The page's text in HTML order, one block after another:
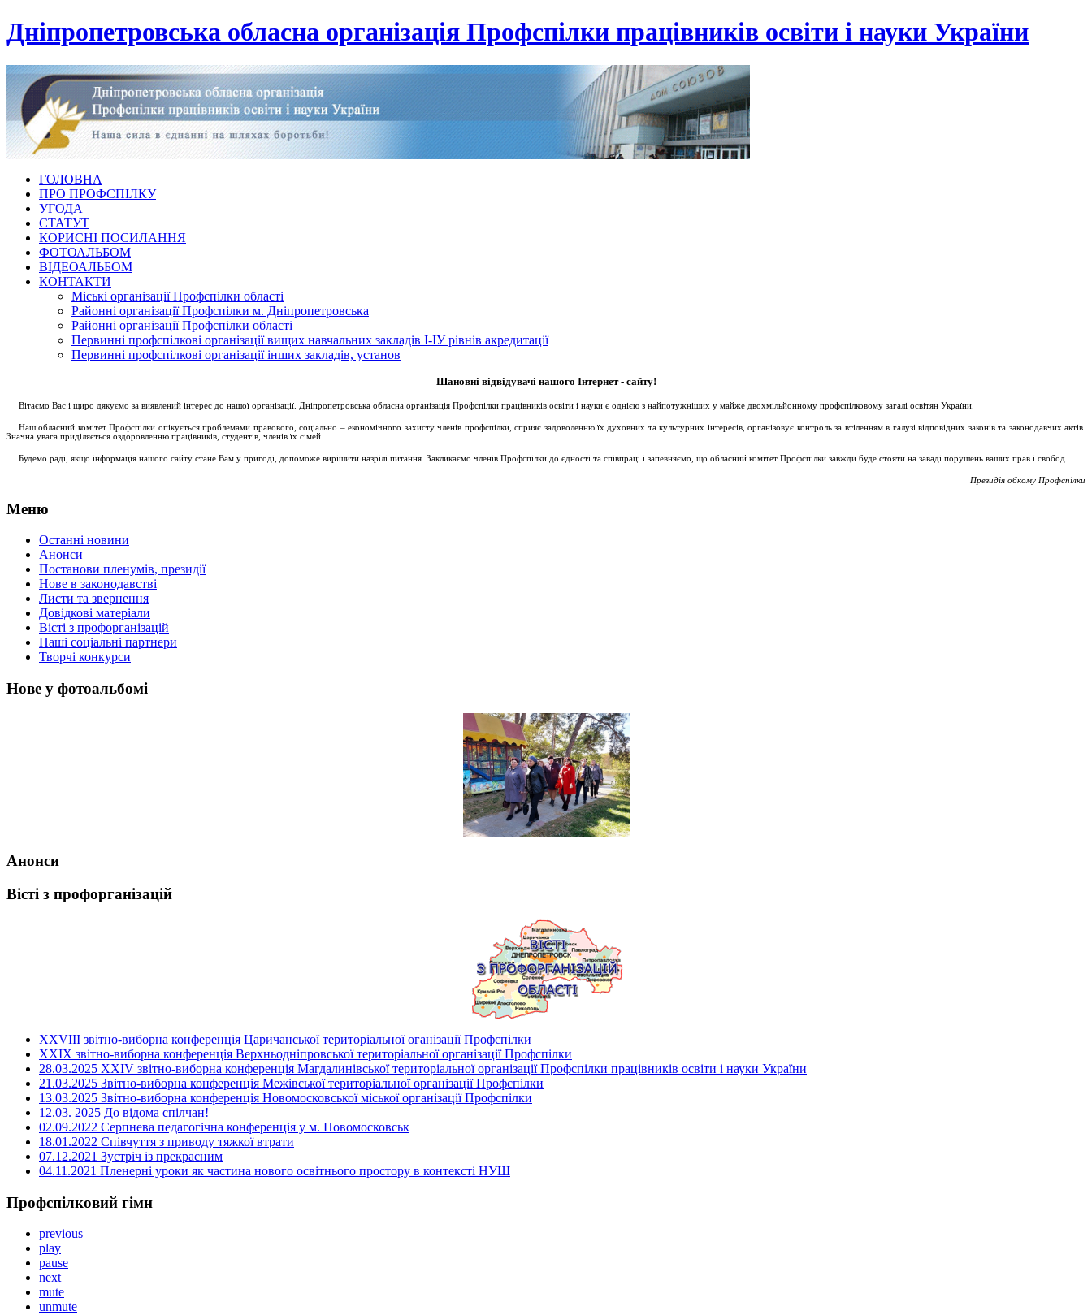
Дніпропетровська обласна організація Профспілки працівників освіти і науки України
ГОЛОВНА
ПРО ПРОФСПІЛКУ
УГОДА
СТАТУТ
КОРИСНІ ПОСИЛАННЯ
ФОТОАЛЬБОМ
ВІДЕОАЛЬБОМ
КОНТАКТИ
Міські організації Профспілки області
Районні організації Профспілки м. Дніпропетровська
Районні організації Профспілки області
Первинні профспілкові організації вищих навчальних закладів І-ІУ рівнів акредитації
Первинні профспілкові організації інших закладів, установ
Шановні відвідувачі нашого Інтернет - сайту!
Вітаємо Вас і щиро дякуємо за виявлений інтерес до нашої організації. Дніпропетровська обласна організація Профспілки працівників освіти і науки є однією з найпотужніших у майже двохмільйонному профспілковому загалі освітян України.
Наш обласний комітет Профспілки опікується проблемами правового, соціально – економічного захисту членів профспілки, сприяє задоволенню їх духовних та культурних інтересів, організовує контроль за втіленням в галузі відповідних законів та законодавчих актів.
Значна увага приділяється оздоровленню працівників, студентів, членів їх сімей.
Будемо раді, якщо інформація нашого сайту стане Вам у пригоді, допоможе вирішити назрілі питання. Закликаємо членів Профспілки до єдності та співпраці і запевняємо, що обласний комітет Профспілки завжди буде стояти на заваді порушень ваших прав і свобод.
Президія обкому Профспілки
Меню
Останні новини
Анонси
Постанови пленумів, президії
Нове в законодавстві
Листи та звернення
Довідкові матеріали
Вісті з профорганізацій
Наші соціальні партнери
Творчі конкурси
Нове у фотоальбомі
Анонси
Вісті з профорганізацій
ХХVIII звітно-виборна конференція Царичанської територіальної оганізації Профспілки
XXIX звітно-виборна конференція Верхньодніпровської територіальної організації Профспілки
28.03.2025 ХХІV звітно-виборна конференція Магдалинівської територіальної організації Профспілки працівників освіти і науки України
21.03.2025 Звітно-виборна конференція Межівської територіальної організації Профспілки
13.03.2025 Звітно-виборна конференція Новомосковської міської організації Профспілки
12.03. 2025 До відома спілчан!
02.09.2022 Серпнева педагогічна конференція у м. Новомосковськ
18.01.2022 Співчуття з приводу тяжкої втрати
07.12.2021 Зустріч із прекрасним
04.11.2021 Пленерні уроки як частина нового освітнього простору в контексті НУШ
Профспілковий гімн
previous
play
pause
next
mute
unmute